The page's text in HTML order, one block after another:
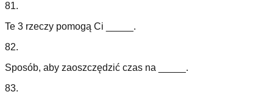
81.
Te 3 rzeczy pomogą Ci _____.
82.
Sposób, aby zaoszczędzić czas na _____.
83.